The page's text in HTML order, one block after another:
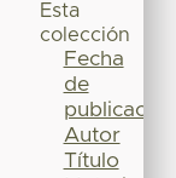
Esta
colección
Fecha
de
publicación
Autor
Título